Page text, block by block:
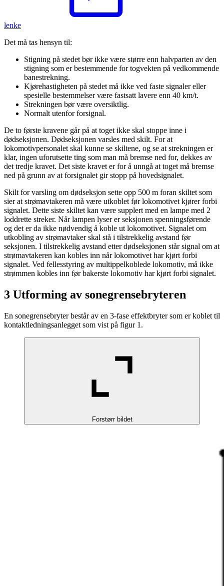
lenke
Det må tas hensyn til:
Stigning på stedet bør ikke være større enn halvparten av den
stigning som er bestemmende for togvekten på vedkommende
banestrekning.
Kjørehastigheten på stedet må ikke ved faste signaler eller
spesielle bestemmelser være fastsatt lavere enn 40 km/t.
Strekningen bør være oversiktlig.
Normalt utenfor forsignal.
De to første kravene går på at toget ikke skal stoppe inne i
dødseksjonen. Dødseksjonen varsles med skilt. For at
lokomotivpersonalet skal kunne se skiltene, og se at strekningen er
klar, ingen uforutsette ting som man må bremse ned for, dekkes av
det tredje kravet. Det siste kravet er for å unngå at toget må bremse
ned på grunn av at forsignalet gir stopp på hovedsignalet.
Skilt for varsling om dødseksjon sette opp 500 m foran skiltet som
sier at strømavtakeren må være utkoblet før lokomotivet kjører forbi
signalet. Dette siste skiltet kan være supplert med en lampe med 2
loddrette streker. Når lampen lyser er seksjonen spenningsførende
og det er da ikke nødvendig å koble ut lokomotivet. Signalet om
utkobling av strømavtaker skal stå i tilstrekkelig avstand før
seksjonen. I tilstrekkelig avstand etter dødseksjonen står signal om at
strømavtakeren kan kobles inn når lokomotivet har kjørt forbi
signalet. Ved fellesstyring av multippelkoblede lokomotiv, må ikke
strømmen kobles inn før bakerste lokomotiv har kjørt forbi signalet.
3 Utforming av sonegrensebryteren
En sonegrensebryter består av en 3-fase effektbryter som er koblet til
kontaktledningsanlegget som vist på figur 1.
Forstørr bildet